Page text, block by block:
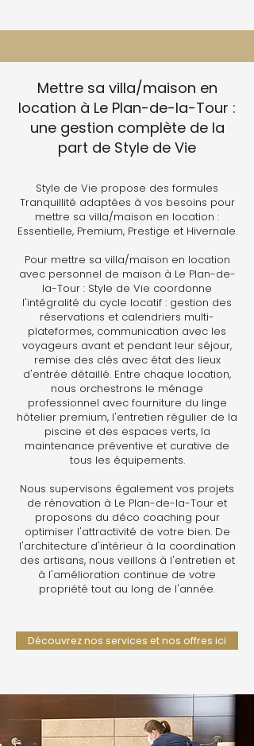
Mettre sa villa/maison en
location à Le Plan-de-la-Tour :
une gestion complète de la
part de Style de Vie
Style de Vie propose des formules
Tranquillité adaptées à vos besoins pour
mettre sa villa/maison en location :
Essentielle, Premium, Prestige et Hivernale.
Pour mettre sa villa/maison en location
avec personnel de maison à Le Plan-de-
la-Tour : Style de Vie coordonne
l'intégralité du cycle locatif : gestion des
réservations et calendriers multi-
plateformes, communication avec les
voyageurs avant et pendant leur séjour,
remise des clés avec état des lieux
d'entrée détaillé. Entre chaque location,
nous orchestrons le ménage
professionnel avec fourniture du linge
hôtelier premium, l'entretien régulier de la
piscine et des espaces verts, la
maintenance préventive et curative de
tous les équipements.
Nous supervisons également vos projets
de rénovation à Le Plan-de-la-Tour et
proposons du déco coaching pour
optimiser l'attractivité de votre bien. De
l'architecture d'intérieur à la coordination
des artisans, nous veillons à l'entretien et
à l'amélioration continue de votre
propriété tout au long de l'année.
Découvrez nos services et nos offres ici